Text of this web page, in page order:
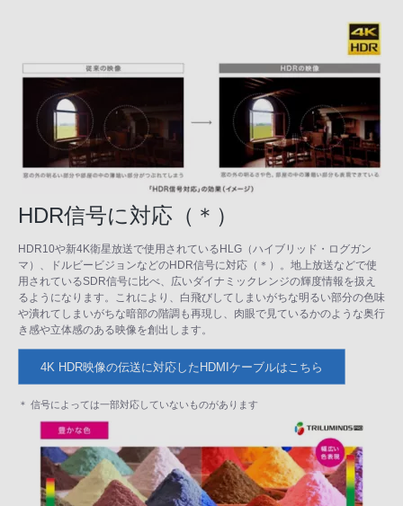
HDR信号に対応（＊）
HDR10や新4K衛星放送で使用されているHLG（ハイブリッド・ログガン
マ）、ドルビービジョンなどのHDR信号に対応（＊）。地上放送などで使
用されているSDR信号に比べ、広いダイナミックレンジの輝度情報を扱え
るようになります。これにより、白飛びしてしまいがちな明るい部分の色味
や潰れてしまいがちな暗部の階調も再現し、肉眼で見ているかのような奥行
き感や立体感のある映像を創出します。
4K HDR映像の伝送に対応したHDMIケーブルはこちら
＊ 信号によっては一部対応していないものがあります